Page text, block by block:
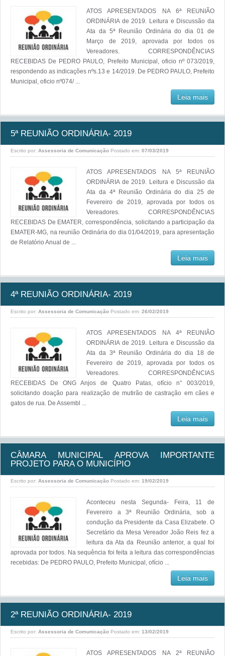
ATOS APRESENTADOS NA 6ª REUNIÃO
ORDINÁRIA de 2019. Leitura e Discussão da
Ata da 5ª Reunião Ordinária do dia 01 de
Março de 2019, aprovada por todos os
Vereadores. CORRESPONDÊNCIAS
RECEBIDAS De PEDRO PAULO, Prefeito Municipal, oficio nº 073/2019,
respondendo as indicações nºs.13 e 14/2019. De PEDRO PAULO, Prefeito
Municipal, oficio nº074/ ...
Leia mais
5ª REUNIÃO ORDINÁRIA- 2019
Escrito por: Assessoria de Comunicação Postado em: 07/03/2019
ATOS APRESENTADOS NA 5ª REUNIÃO
ORDINÁRIA de 2019. Leitura e Discussão da
Ata da 4ª Reunião Ordinária do dia 25 de
Fevereiro de 2019, aprovada por todos os
Vereadores. CORRESPONDÊNCIAS
RECEBIDAS De EMATER, correspondência, solicitando a participação da
EMATER-MG, na reunião Ordinária do dia 01/04/2019, para apresentação
de Relatório Anual de ...
Leia mais
4ª REUNIÃO ORDINÁRIA- 2019
Escrito por: Assessoria de Comunicação Postado em: 26/02/2019
ATOS APRESENTADOS NA 4ª REUNIÃO
ORDINÁRIA de 2019. Leitura e Discussão da
Ata da 3ª Reunião Ordinária do dia 18 de
Fevereiro de 2019, aprovada por todos os
Vereadores. CORRESPONDÊNCIAS
RECEBIDAS De ONG Anjos de Quatro Patas, ofício n° 003/2019,
solicitando doação para realização de mutirão de castração em cães e
gatos de rua. De Assembl ...
Leia mais
CÂMARA MUNICIPAL APROVA IMPORTANTE
PROJETO PARA O MUNICÍPIO
Escrito por: Assessoria de Comunicação Postado em: 19/02/2019
Aconteceu nesta Segunda- Feira, 11 de
Fevereiro a 3ª Reunião Ordinária, sob a
condução da Presidente da Casa Elizabete. O
Secretário da Mesa Vereador João Reis fez a
leitura da Ata da Reunião anterior, a qual foi
aprovada por todos. Na sequência foi feita a leitura das correspondências
recebidas: De PEDRO PAULO, Prefeito Municipal, ofício ...
Leia mais
2ª REUNIÃO ORDINÁRIA- 2019
Escrito por: Assessoria de Comunicação Postado em: 13/02/2019
ATOS APRESENTADOS NA 2ª REUNIÃO